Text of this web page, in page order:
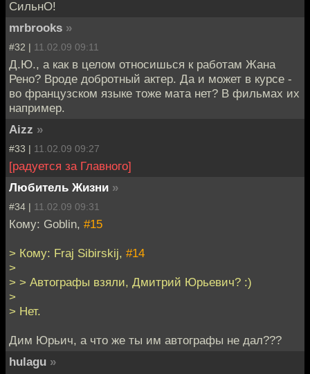
СильнО!
mrbrooks »
#32 | 11.02.09 09:11
Д.Ю., а как в целом относишься к работам Жана
Рено? Вроде добротный актер. Да и может в курсе -
во французском языке тоже мата нет? В фильмах их
например.
Aizz »
#33 | 11.02.09 09:27
[радуется за Главного]
Любитель Жизни »
#34 | 11.02.09 09:31
Кому: Goblin, #15
> Кому: Fraj Sibirskij, #14
>
> > Автографы взяли, Дмитрий Юрьевич? :)
>
> Нет.
Дим Юрьич, а что же ты им автографы не дал???
hulagu »